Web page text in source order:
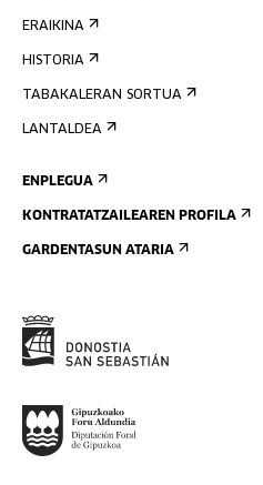
ERAIKINA
HISTORIA
TABAKALERAN SORTUA
LANTALDEA
ENPLEGUA
KONTRATATZAILEAREN PROFILA
GARDENTASUN ATARIA